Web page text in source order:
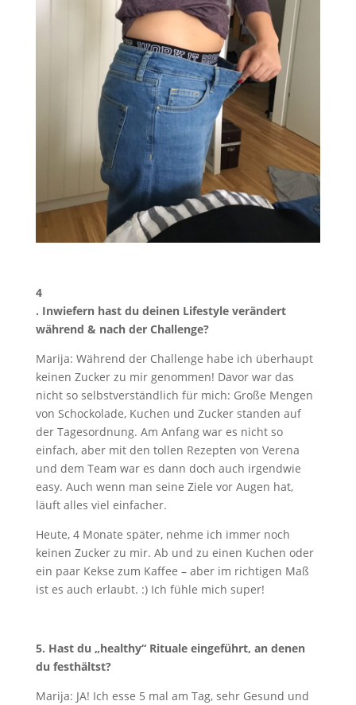
4
. Inwiefern hast du deinen Lifestyle verändert
während & nach der Challenge?
Marija: Während der Challenge habe ich überhaupt
keinen Zucker zu mir genommen! Davor war das
nicht so selbstverständlich für mich: Große Mengen
von Schockolade, Kuchen und Zucker standen auf
der Tagesordnung. Am Anfang war es nicht so
einfach, aber mit den tollen Rezepten von Verena
und dem Team war es dann doch auch irgendwie
easy. Auch wenn man seine Ziele vor Augen hat,
läuft alles viel einfacher.
Heute, 4 Monate später, nehme ich immer noch
keinen Zucker zu mir. Ab und zu einen Kuchen oder
ein paar Kekse zum Kaffee – aber im richtigen Maß
ist es auch erlaubt. :) Ich fühle mich super!
5. Hast du „healthy“ Rituale eingeführt, an denen
du festhältst?
Marija: JA! Ich esse 5 mal am Tag, sehr Gesund und